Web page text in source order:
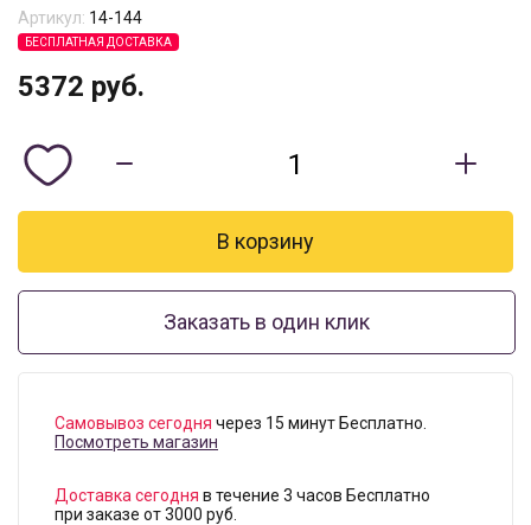
Артикул: 14-144
БЕСПЛАТНАЯ ДОСТАВКА
5372 руб.
Заказать в один клик
Самовывоз сегодня через 15 минут Бесплатно.
Посмотреть магазин
Доставка сегодня в течение 3 часов Бесплатно
при заказе от 3000 руб.